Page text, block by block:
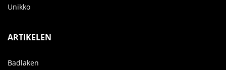
Unikko
ARTIKELEN
Badlaken